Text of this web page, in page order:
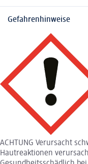
Gefahrenhinweise
ACHTUNG Verursacht
Hautreaktionen